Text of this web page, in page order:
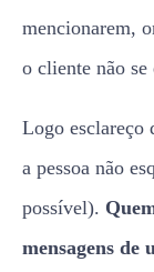
mencionarem,
o cliente não se
Logo esclareço
a pessoa não
possível).
mensagens de